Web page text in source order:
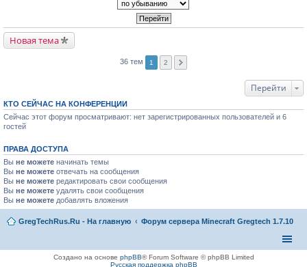
Новая тема
36 тем 1 2
Перейти
КТО СЕЙЧАС НА КОНФЕРЕНЦИИ
Сейчас этот форум просматривают: нет зарегистрированных пользователей и 6
гостей
ПРАВА ДОСТУПА
Вы не можете начинать темы
Вы не можете отвечать на сообщения
Вы не можете редактировать свои сообщения
Вы не можете удалять свои сообщения
Вы не можете добавлять вложения
GregTechRus.Ru - На главную Форум сервера Minecraft Gregtech 1.7.10
Создано на основе phpBB® Forum Software © phpBB Limited
Русская поддержка phpBB